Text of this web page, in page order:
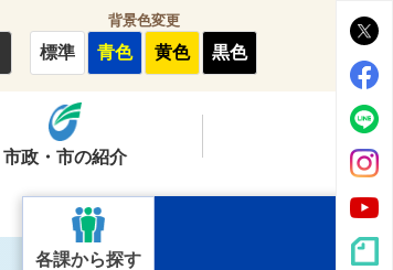
背景色変更
標準 青色 黄色 黒色
市政・市の紹介
各課から探す